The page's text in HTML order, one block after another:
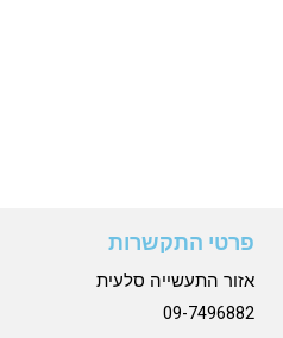
פרטי התקשרות
אזור התעשייה סלעית
09-7496882